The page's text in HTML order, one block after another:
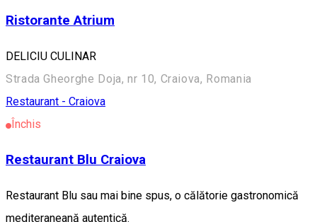
Ristorante Atrium
DELICIU CULINAR
Strada Gheorghe Doja, nr 10, Craiova, Romania
Restaurant - Craiova
Închis
Restaurant Blu Craiova
Restaurant Blu sau mai bine spus, o călătorie gastronomică
mediteraneană autentică.